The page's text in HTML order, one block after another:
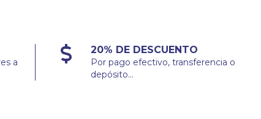
a
20% DE DESCUENTO
Por pago efectivo, transferencia o
depósito...